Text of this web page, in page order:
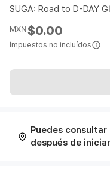
SUGA: Road to D-DAY
MXN$0.00
Impuestos no incluídos
Puedes
después de